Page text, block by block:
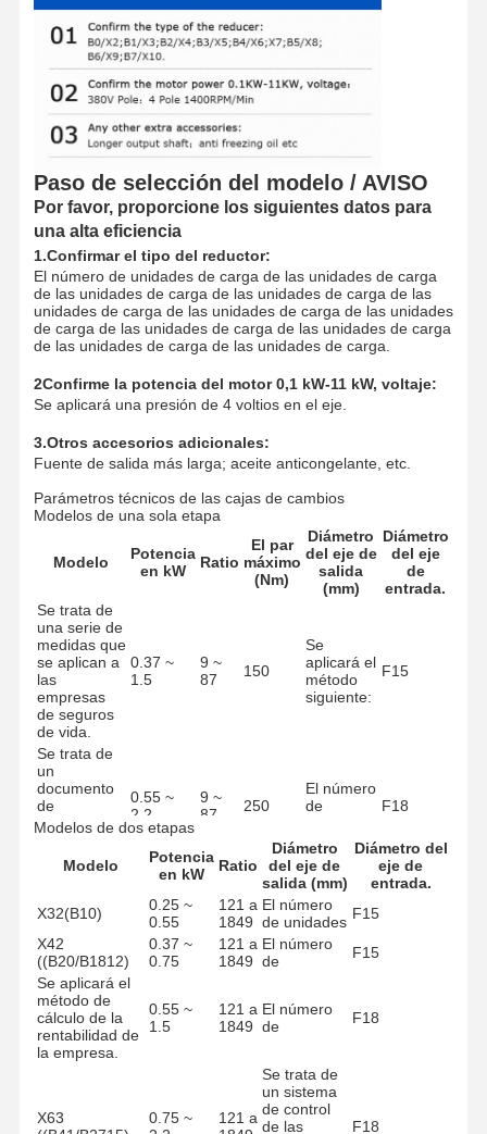
Grúa
Motor de engranajes y freno
Izar
Equipo de transporte
Dispositivos de elevación
Accesorios para grúas
Paso de selección del modelo / AVISO
Por favor, proporcione los siguientes datos para
una alta eficiencia
1.Confirmar el tipo del reductor:
El número de unidades de carga de las unidades de carga
de las unidades de carga de las unidades de carga de las
unidades de carga de las unidades de carga de las unidades
de carga de las unidades de carga de las unidades de carga
de las unidades de carga de las unidades de carga.
2Confirme la potencia del motor 0,1 kW-11 kW, voltaje:
Se aplicará una presión de 4 voltios en el eje.
3.Otros accesorios adicionales:
Fuente de salida más larga; aceite anticongelante, etc.
Parámetros técnicos de las cajas de cambios
Modelos de una sola etapa
Modelo
Potencia
en kW
Ratio
El par
máximo
(Nm)
Diámetro
del eje de
salida
(mm)
Diámetro
del eje
de
entrada.
Se trata de
una serie de
medidas que
se aplican a
las
empresas
de seguros
de vida.
0.37 ~
1.5
9 ~
87
150
Se
aplicará el
método
siguiente:
F15
Se trata de
un
documento
de
identificación
entidad.
0.55 ~
2.2
9 ~
87
250
El número
de
F18
medidas de
0.75 ~
4.0
9 ~
500
El número
de
Se trata de
una serie de
medidas de
seguridad.
1.5 ~ 7.5
9 ~
siguientes:
2,000
Se trata
de control
de las
emisiones
Modelos de dos etapas
Modelo
Potencia
en kW
Ratio
Diámetro
del eje de
salida (mm)
Diámetro del
eje de
entrada.
X32(B10)
0.25 ~
0.55
121 a
1849
El número
de unidades F15
X42
((B20/B1812)
0.37 ~
0.75
121 a
1849
El número
de
F15
Se aplicará el
método de
cálculo de la
rentabilidad de
la empresa.
0.55 ~
1.5
121 a
1849
El número
de
F18
X63
0.75 ~
121 a
Se trata de
un sistema
de control
de las
F18